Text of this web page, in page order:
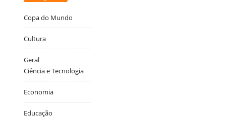
Copa do Mundo
Cultura
Geral
Ciência e Tecnologia
Economia
Educação